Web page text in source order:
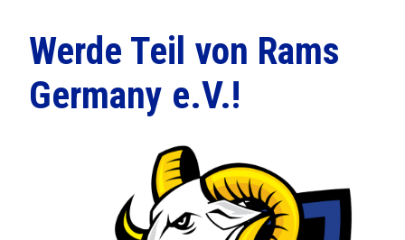
Werde Teil von Rams
Germany e.V.!